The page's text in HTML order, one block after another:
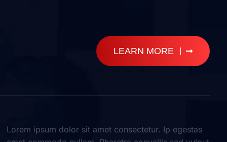
LEARN MORE
Lorem ipsum dolor sit amet consectetur. Ip egestas